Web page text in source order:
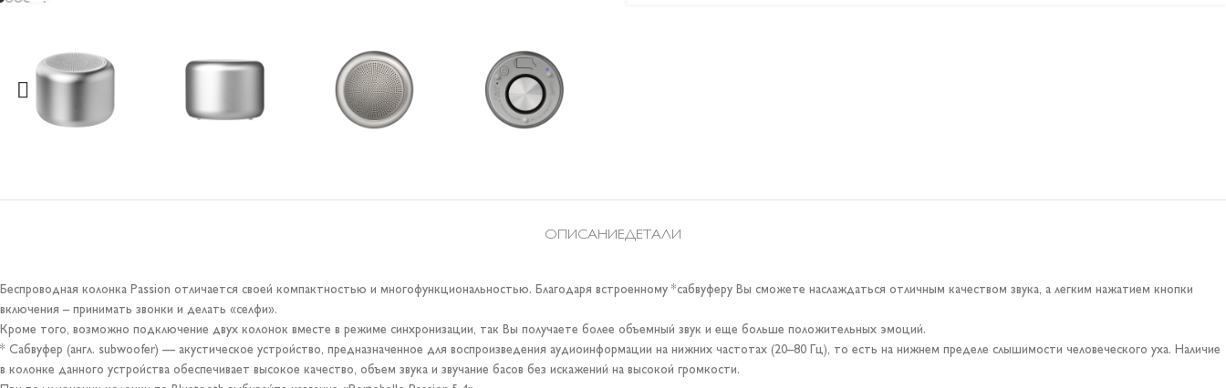
ОПИСАНИЕДЕТАЛИ
Беспроводная колонка Passion отличается своей компактностью и многофункциональностью. Благодаря встроенному *сабвуферу Вы сможете наслаждаться отличным качеством звука, а легким нажатием кнопки
включения – принимать звонки и делать «селфи».
Кроме того, возможно подключение двух колонок вместе в режиме синхронизации, так Вы получаете более объемный звук и еще больше положительных эмоций.
* Сабвуфер (англ. subwoofer) — акустическое устройство, предназначенное для воспроизведения аудиоинформации на нижних частотах (20–80 Гц), то есть на нижнем пределе слышимости человеческого уха. Наличие
в колонке данного устройства обеспечивает высокое качество, объем звука и звучание басов без искажений на высокой громкости.